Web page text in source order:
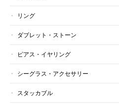
リング
ダブレット・ストーン
ピアス・イヤリング
シーグラス・アクセサリー
スタッカブル